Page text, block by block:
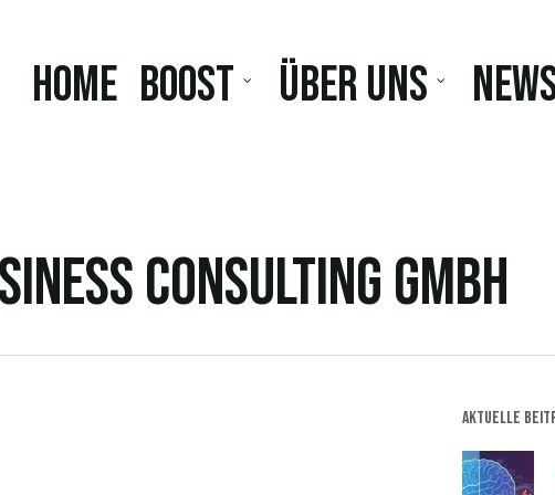
Home BOOST Über uns
Consulting GmbH
Aktuelle